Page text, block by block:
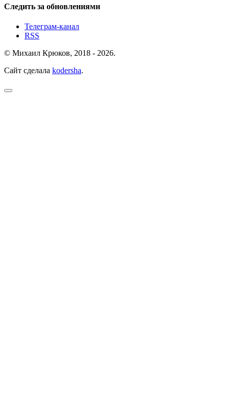
Следить за обновлениями
Телеграм-канал
RSS
© Михаил Крюков, 2018 - 2026.
Сайт сделала kodersha.